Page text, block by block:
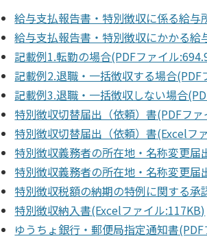
給与支払報告書・特別徴収に係る給
給与支払報告書・特別徴収にかかる給
記載例1.転勤の場合(PDFファイル
記載例2.退職・一括徴収する場合(PDF
記載例3.退職・一括徴収しない場合
特別徴収切替届出（依頼）書(PDFファ
特別徴収切替届出（依頼）書(Excelフ
特別徴収義務者の所在地・名称変更届
特別徴収義務者の所在地・名称変更
特別徴収税額の納期の特例に関する承
特別徴収納入書(Excelファイル:117KB)
ゆうちょ銀行・郵便局指定通知書